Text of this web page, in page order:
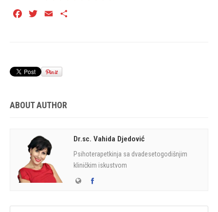
FacebookTwitterEmail
ABOUT AUTHOR
Dr.sc. Vahida Djedović
Psihoterapetkinja sa dvadesetogodišnjim
kliničkim iskustvom